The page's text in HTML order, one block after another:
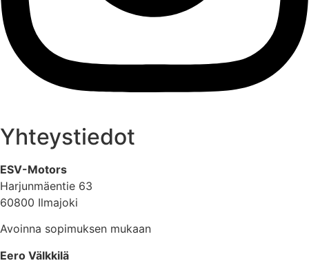
Yhteystiedot
ESV-Motors
Harjunmäentie 63
60800 Ilmajoki
Avoinna sopimuksen mukaan
Eero Välkkilä